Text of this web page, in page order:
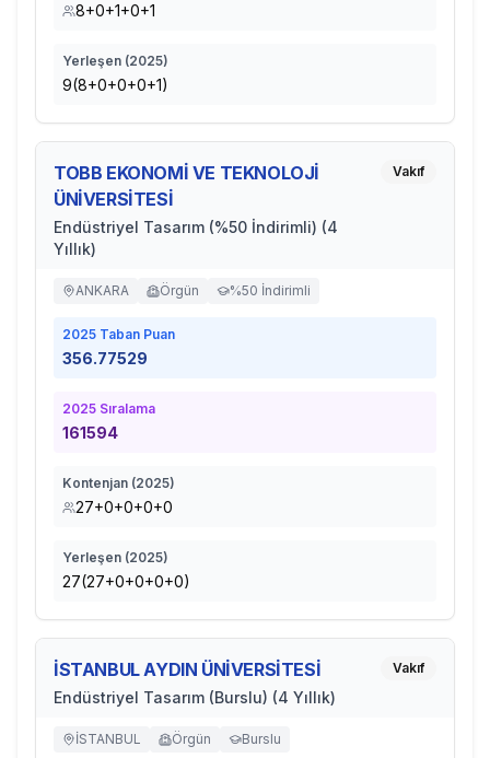
8+0+1+0+1
Yerleşen (2025)
9(8+0+0+0+1)
TOBB EKONOMİ VE TEKNOLOJİ
ÜNİVERSİTESİ
Endüstriyel Tasarım (%50 İndirimli) (4
Yıllık)
Vakıf
ANKARA Örgün %50 İndirimli
2025 Taban Puan
356.77529
2025 Sıralama
161594
Kontenjan (2025)
27+0+0+0+0
Yerleşen (2025)
27(27+0+0+0+0)
İSTANBUL AYDIN ÜNİVERSİTESİ
Endüstriyel Tasarım (Burslu) (4 Yıllık)
Vakıf
İSTANBUL Örgün Burslu